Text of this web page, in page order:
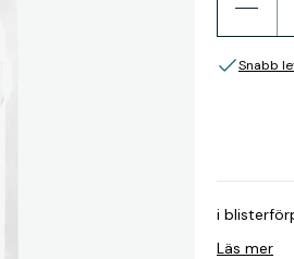
Snabb
i
Läs mer